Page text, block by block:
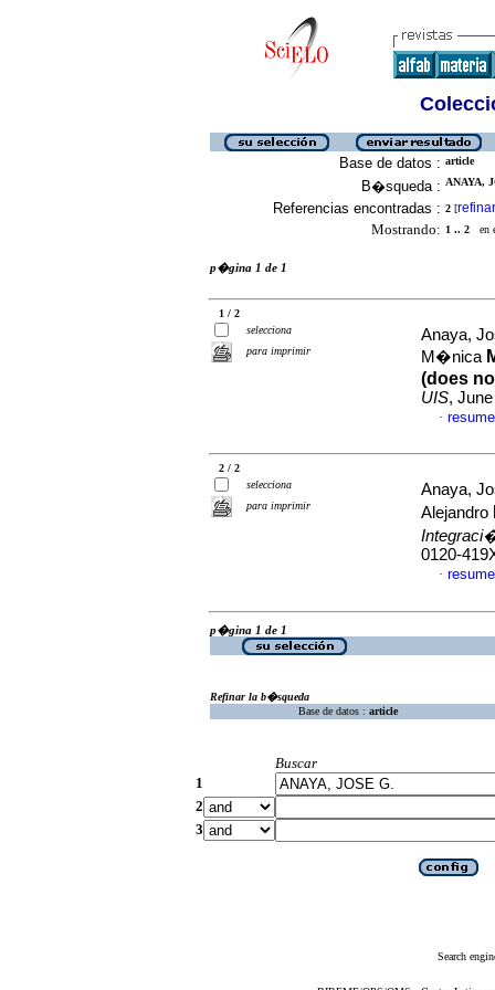
Base de datos : article
B�squeda : ANAYA,
Referencias encontradas : 2 [refinar
Mostrando: 1 .. 2 en
p�gina 1 de 1
1 / 2
selecciona
para imprimir
Anaya,
M�nica
(does
UIS,
·
2 / 2
selecciona
para imprimir
Anaya,
Alejandro
0120-
·
p�gina 1 de 1
Refinar la b�squeda
Base de datos : article
Buscar
1
2
3
Search